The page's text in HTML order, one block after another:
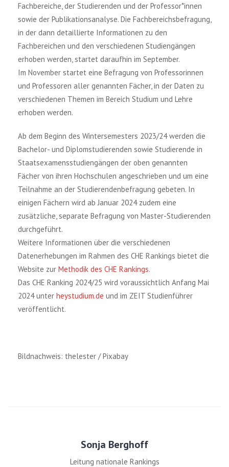
Fachbereiche, der Studierenden und der Professor*innen
sowie der Publikationsanalyse. Die Fachbereichsbefragung,
in der dann detaillierte Informationen zu den
Fachbereichen und den verschiedenen Studiengängen
erhoben werden, startet daraufhin im September.
Im November startet eine Befragung von Professorinnen
und Professoren aller genannten Fächer, in der Daten zu
verschiedenen Themen im Bereich Studium und Lehre
erhoben werden.
Ab dem Beginn des Wintersemesters 2023/24 werden die
Bachelor- und Diplomstudierenden sowie Studierende in
Staatsexamensstudiengängen der oben genannten
Fächer von ihren Hochschulen angeschrieben und um eine
Teilnahme an der Studierendenbefragung gebeten. In
einigen Fächern wird ab Januar 2024 zudem eine
zusätzliche, separate Befragung von Master-Studierenden
durchgeführt.
Weitere Informationen über die verschiedenen
Datenerhebungen im Rahmen des CHE Rankings bietet die
Website zur Methodik des CHE Rankings.
Das CHE Ranking 2024/25 wird voraussichtlich Anfang Mai
2024 unter heystudium.de und im ZEIT Studienführer
veröffentlicht.
Bildnachweis: thelester / Pixabay
Sonja Berghoff
Leitung nationale Rankings